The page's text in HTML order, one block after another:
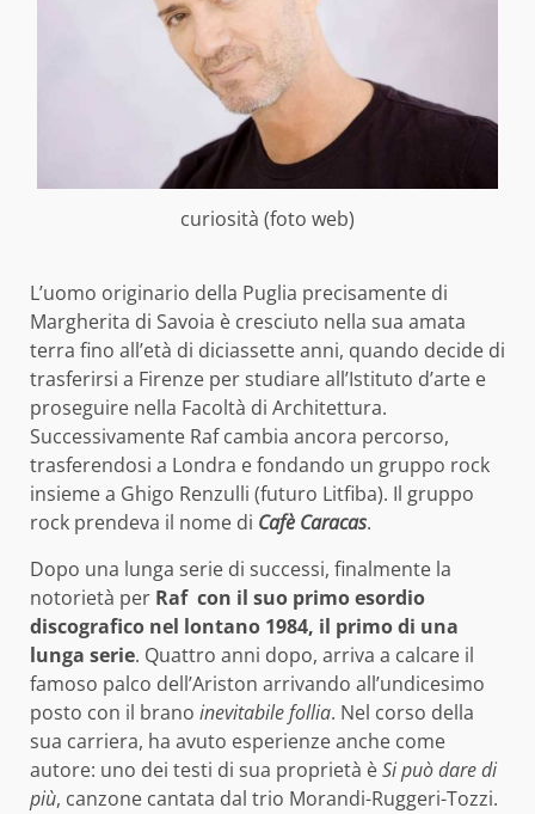
curiosità (foto web)
L’uomo originario della Puglia precisamente di
Margherita di Savoia è cresciuto nella sua amata
terra fino all’età di diciassette anni, quando decide di
trasferirsi a Firenze per studiare all’Istituto d’arte e
proseguire nella Facoltà di Architettura.
Successivamente Raf cambia ancora percorso,
trasferendosi a Londra e fondando un gruppo rock
insieme a Ghigo Renzulli (futuro Litfiba). Il gruppo
rock prendeva il nome di Cafè Caracas.
Dopo una lunga serie di successi, finalmente la
notorietà per Raf con il suo primo esordio
discografico nel lontano 1984, il primo di una
lunga serie. Quattro anni dopo, arriva a calcare il
famoso palco dell’Ariston arrivando all’undicesimo
posto con il brano inevitabile follia. Nel corso della
sua carriera, ha avuto esperienze anche come
autore: uno dei testi di sua proprietà èSi può dare di
più, canzone cantata dal trio Morandi-Ruggeri-Tozzi.